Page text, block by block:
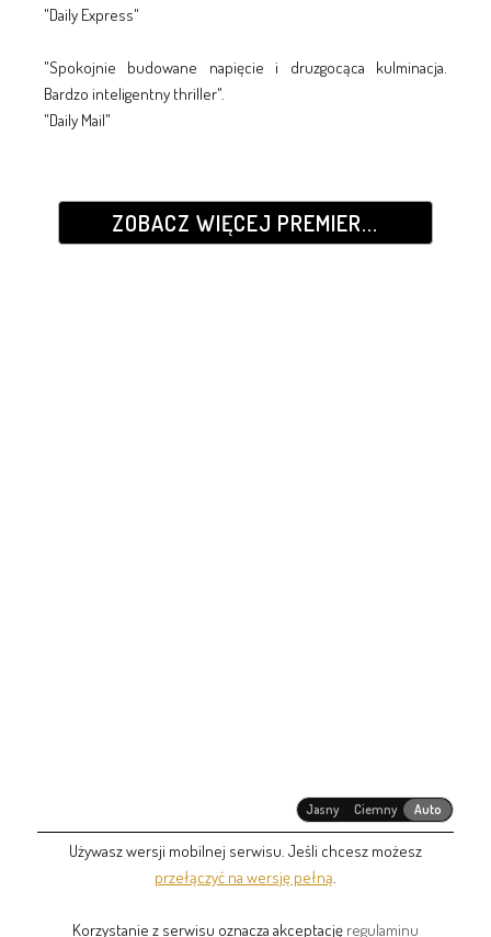
"Daily Express"
"Spokojnie budowane napięcie i druzgocąca kulminacja.
Bardzo inteligentny thriller".
"Daily Mail"
ZOBACZ WIĘCEJ PREMIER...
Jasny Ciemny Auto
Używasz wersji mobilnej serwisu. Jeśli chcesz możesz
przełączyć na wersję pełną
Korzystanie z serwisu oznacza akceptację regulaminu